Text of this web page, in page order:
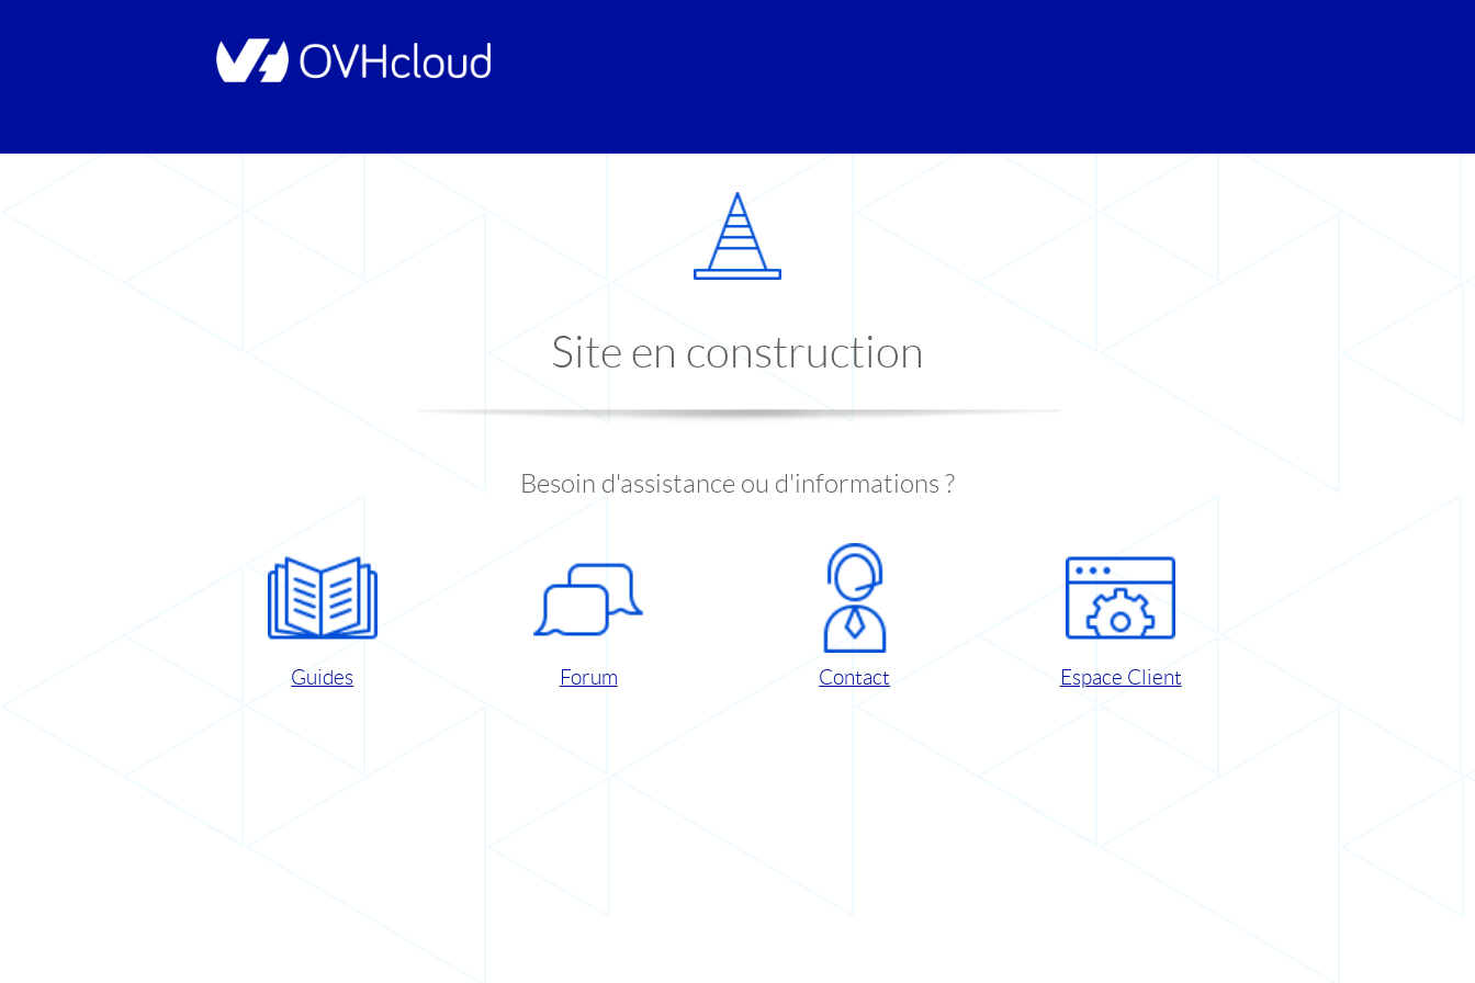
Site en construction
Besoin d'assistance ou d'informations ?
Guides Forum Contact Espace Client